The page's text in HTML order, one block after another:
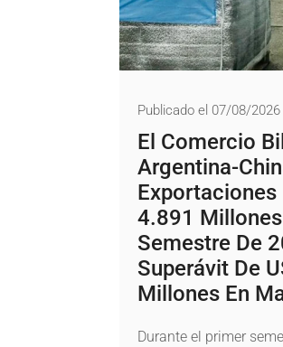
Publicado el 07/08/2026
El Comercio
Argentina-
Exportaciones
4.891
Semestre De
Superávit De
Millones En
Durante el primer